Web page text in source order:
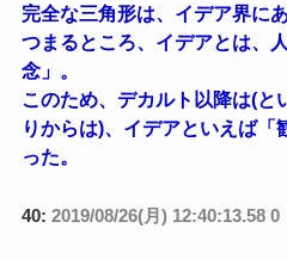
完全な三角形は、イデア界にあ
つまるところ、イデアとは、
念」。
このため、デカルト以降は(と
りからは)、イデアといえば「
った。
40: 2019/08/26(月) 12:40:13.58 0